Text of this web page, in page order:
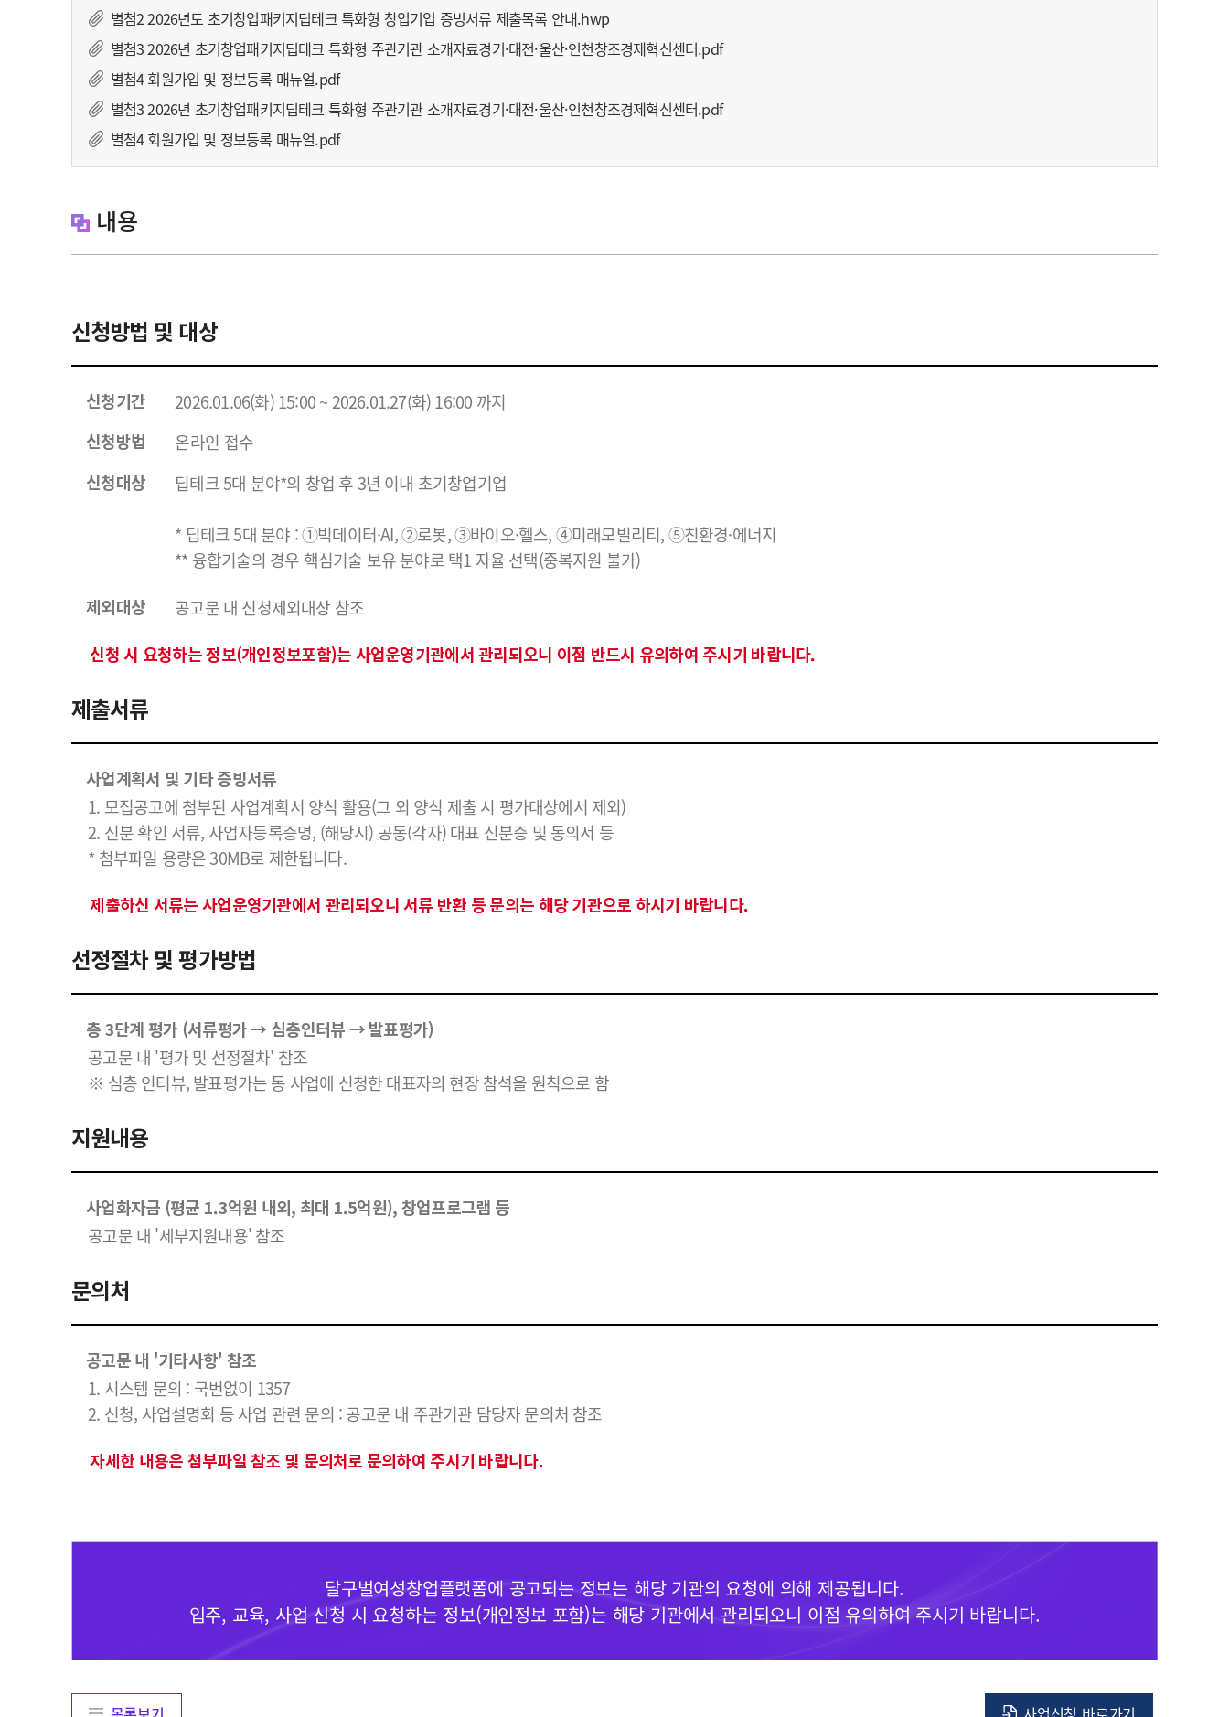
별첨2 2026년도 초기창업패키지딥테크 특화형 창업기업 증빙서류 제출목록 안내.hwp
별첨3 2026년 초기창업패키지딥테크 특화형 주관기관 소개자료경기·대전·울산·인천창조경제혁신센터.pdf
별첨4 회원가입 및 정보등록 매뉴얼.pdf
별첨3 2026년 초기창업패키지딥테크 특화형 주관기관 소개자료경기·대전·울산·인천창조경제혁신센터.pdf
별첨4 회원가입 및 정보등록 매뉴얼.pdf
내용
신청방법 및 대상
신청기간 2026.01.06(화) 15:00 ~ 2026.01.27(화) 16:00 까지
신청방법 온라인 접수
신청대상 딥테크 5대 분야*의 창업 후 3년 이내 초기창업기업
* 딥테크 5대 분야 : ①빅데이터·AI, ②로봇, ③바이오·헬스, ④미래모빌리티, ⑤친환경·에너지
** 융합기술의 경우 핵심기술 보유 분야로 택1 자율 선택(중복지원 불가)
제외대상 공고문 내 신청제외대상 참조
신청 시 요청하는 정보(개인정보포함)는 사업운영기관에서 관리되오니 이점 반드시 유의하여 주시기 바랍니다.
제출서류
사업계획서 및 기타 증빙서류
1. 모집공고에 첨부된 사업계획서 양식 활용(그 외 양식 제출 시 평가대상에서 제외)
2. 신분 확인 서류, 사업자등록증명, (해당시) 공동(각자) 대표 신분증 및 동의서 등
* 첨부파일 용량은 30MB로 제한됩니다.
제출하신 서류는 사업운영기관에서 관리되오니 서류 반환 등 문의는 해당 기관으로 하시기 바랍니다.
선정절차 및 평가방법
총 3단계 평가 (서류평가 → 심층인터뷰 → 발표평가)
공고문 내 '평가 및 선정절차' 참조
※ 심층 인터뷰, 발표평가는 동 사업에 신청한 대표자의 현장 참석을 원칙으로 함
지원내용
사업화자금 (평균 1.3억원 내외, 최대 1.5억원), 창업프로그램 등
공고문 내 '세부지원내용' 참조
문의처
공고문 내 '기타사항' 참조
1. 시스템 문의 : 국번없이 1357
2. 신청, 사업설명회 등 사업 관련 문의 : 공고문 내 주관기관 담당자 문의처 참조
자세한 내용은 첨부파일 참조 및 문의처로 문의하여 주시기 바랍니다.
달구벌여성창업플랫폼에 공고되는 정보는 해당 기관의 요청에 의해 제공됩니다.
입주, 교육, 사업 신청 시 요청하는 정보(개인정보 포함)는 해당 기관에서 관리되오니 이점 유의하여 주시기 바랍니다.